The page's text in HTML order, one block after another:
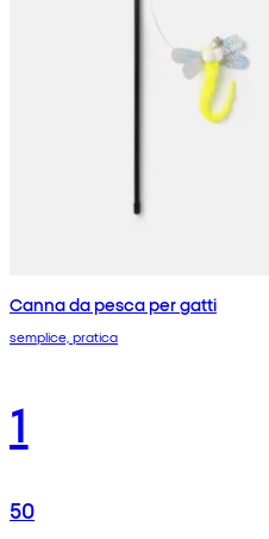
Canna da pesca per gatti
semplice, pratica
1
50